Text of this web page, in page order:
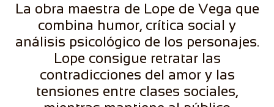
La obra maestra de Lope de Vega que
combina humor, crítica social y
análisis psicológico de los personajes.
Lope consigue retratar las
contradicciones del amor y las
tensiones entre clases sociales,